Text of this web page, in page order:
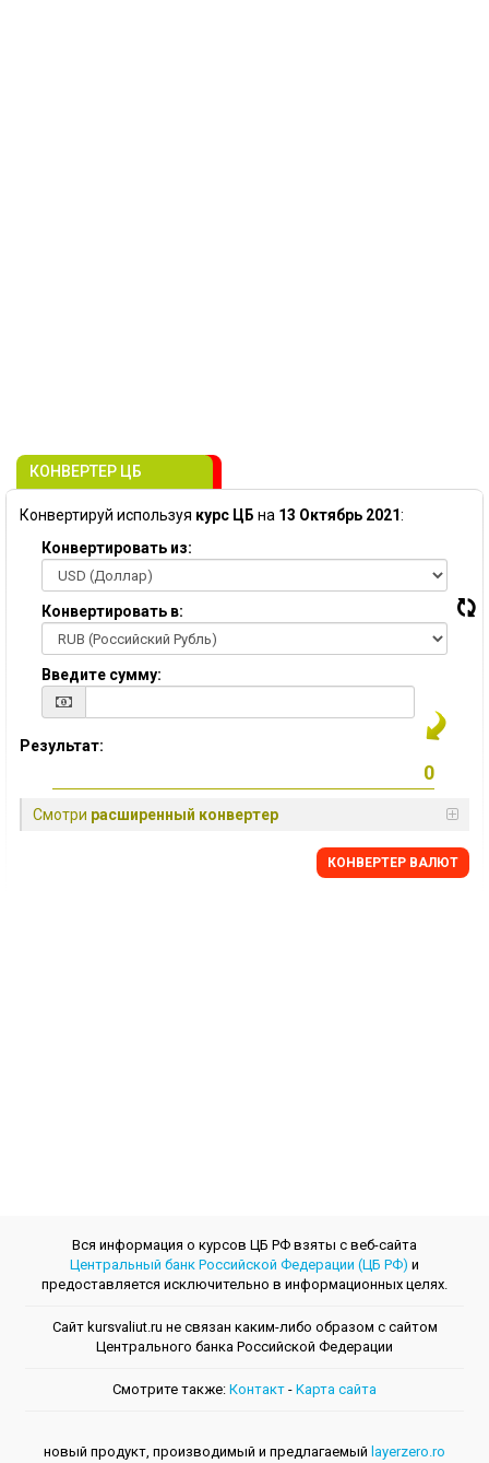
КОНВЕРТЕР ЦБ
Конвертируй используя курс ЦБ на 13 Октябрь 2021:
Конвертировать из:
Конвертировать в:
Введите сумму:
Результат:
Смотри расширенный конвертер
КОНВЕРТЕР ВАЛЮТ
Вся информация о курсов ЦБ РФ взяты с веб-сайта
Центральный банк Российской Федерации (ЦБ РФ) и
предоставляется исключительно в информационных целях.
Сайт kursvaliut.ru не связан каким-либо образом с сайтом
Центрального банкa Российской Федерации
Смотрите также: Контакт - Kарта сайта
новый продукт, производимый и предлагаемый layerzero.ro